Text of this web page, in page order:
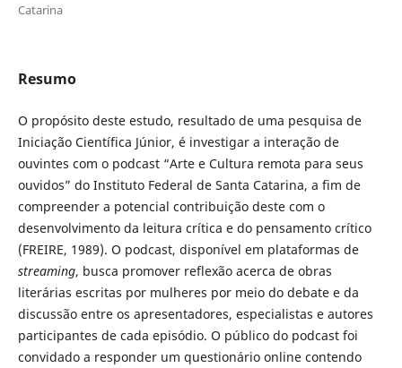
Catarina
Resumo
O propósito deste estudo, resultado de uma pesquisa de
Iniciação Científica Júnior, é investigar a interação de
ouvintes com o podcast “Arte e Cultura remota para seus
ouvidos” do Instituto Federal de Santa Catarina, a fim de
compreender a potencial contribuição deste com o
desenvolvimento da leitura crítica e do pensamento crítico
(FREIRE, 1989). O podcast, disponível em plataformas de
streaming, busca promover reflexão acerca de obras
literárias escritas por mulheres por meio do debate e da
discussão entre os apresentadores, especialistas e autores
participantes de cada episódio. O público do podcast foi
convidado a responder um questionário online contendo